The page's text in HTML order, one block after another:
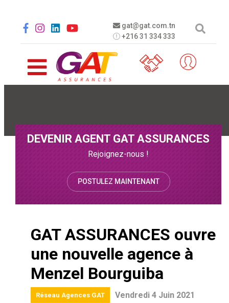
gat@gat.com.tn
+216 31 334 333
Social menu
DEVENIR AGENT GAT ASSURANCES
Rejoignez-nous !
POSTULEZ MAINTENANT
GAT ASSURANCES ouvre
une nouvelle agence à
Menzel Bourguiba
Réseau Agences GAT Vendredi 4 Juin 2021